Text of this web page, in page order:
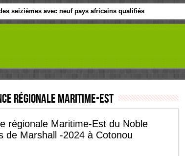
seizièmes avec neuf pays africains qualifiés
tentent de parler d’une seule voix sur la question
régionale Maritime-Est
régionale Maritime-Est du Noble
de Marshall -2024 à Cotonou